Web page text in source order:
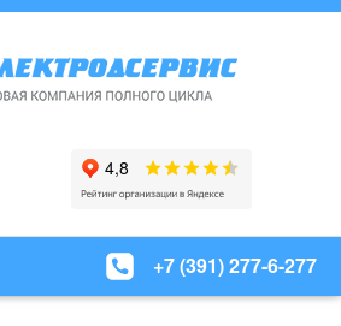
+7 (391) 277-6-277